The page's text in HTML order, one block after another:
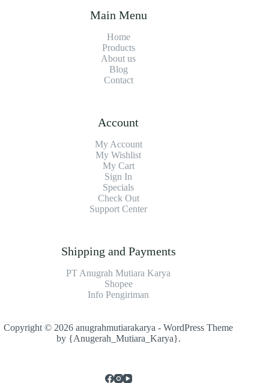
Main Menu
Home
Products
About us
Blog
Contact
Account
My Account
My Wishlist
My Cart
Sign In
Specials
Check Out
Support Center
Shipping and Payments
PT Anugrah Mutiara Karya
Shopee
Info Pengiriman
Copyright © 2026 anugrahmutiarakarya - WordPress Theme
by {Anugerah_Mutiara_Karya}.